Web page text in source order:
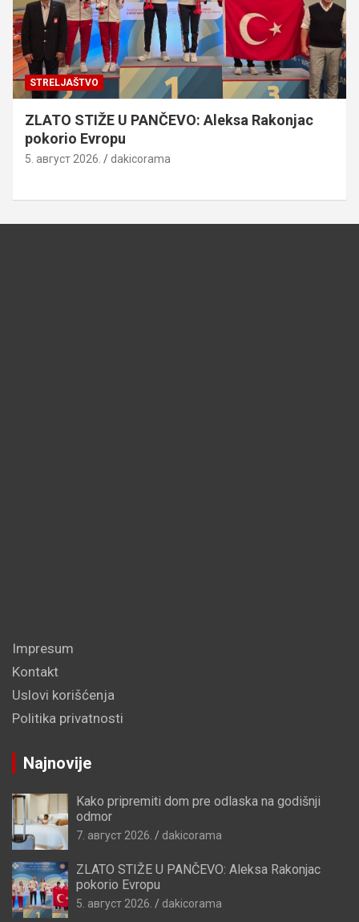
STRELJAŠTVO
ZLATO STIŽE U PANČEVO: Aleksa Rakonjac
pokorio Evropu
5. август 2026. dakicorama
Impresum
Kontakt
Uslovi korišćenja
Politika privatnosti
Najnovije
Kako pripremiti dom pre odlaska na godišnji
odmor
7. август 2026. dakicorama
ZLATO STIŽE U PANČEVO: Aleksa Rakonjac
pokorio Evropu
5. август 2026. dakicorama